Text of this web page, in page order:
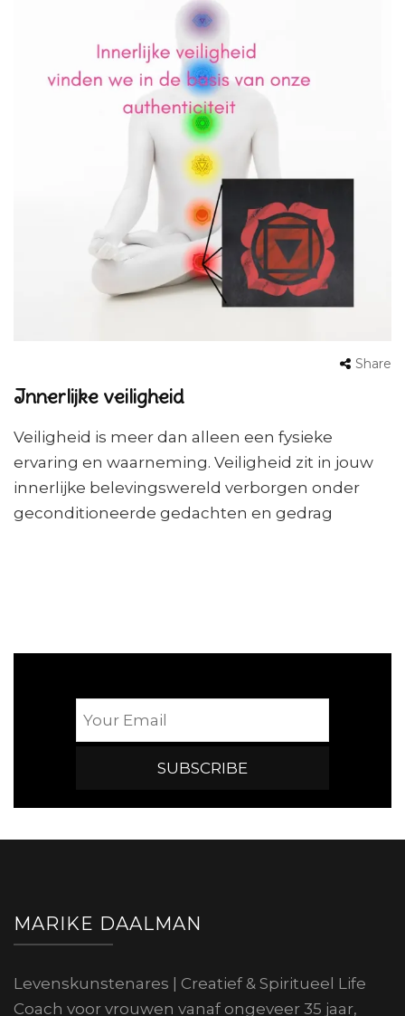
Share
Innerlijke veiligheid
Veiligheid is meer dan alleen een fysieke
ervaring en waarneming. Veiligheid zit in jouw
innerlijke belevingswereld verborgen onder
geconditioneerde gedachten en gedrag
MARIKE DAALMAN
Levenskunstenares | Creatief & Spiritueel Life
Coach voor vrouwen vanaf ongeveer 35 jaar,